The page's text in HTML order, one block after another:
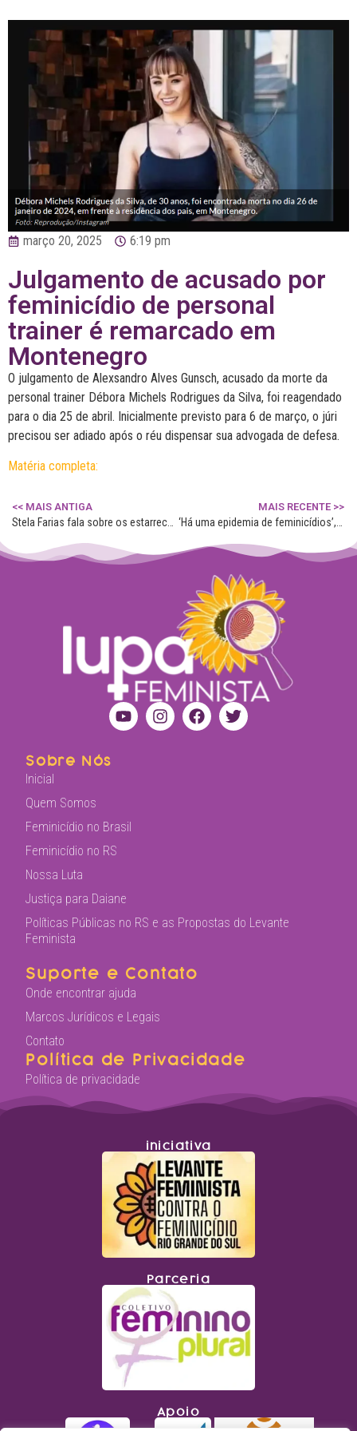
março 20, 2025 6:19 pm
Julgamento de acusado por
feminicídio de personal
trainer é remarcado em
Montenegro
O julgamento de Alexsandro Alves Gunsch, acusado da morte da
personal trainer Débora Michels Rodrigues da Silva, foi reagendado
para o dia 25 de abril. Inicialmente previsto para 6 de março, o júri
precisou ser adiado após o réu dispensar sua advogada de defesa.
Matéria completa:
<< MAIS ANTIGA MAIS RECENTE >>
Sobre Nós
Inicial
Quem Somos
Feminicídio no Brasil
Feminicídio no RS
Nossa Luta
Justiça para Daiane
Políticas Públicas no RS e as Propostas do Levante
Feminista
Suporte e Contato
Onde encontrar ajuda
Marcos Jurídicos e Legais
Contato
Política de Privacidade
Política de privacidade
iniciativa
Parceria
Apoio